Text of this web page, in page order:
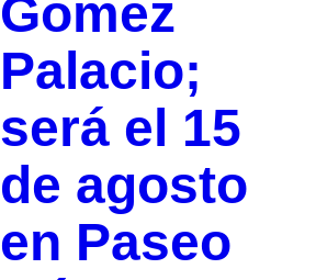
Gómez
Palacio;
será el 15
de agosto
en Paseo